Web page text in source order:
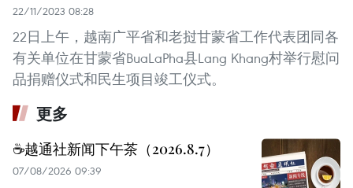
22/11/2023 08:28
22日上午，越南广平省和老挝甘蒙省工作代表团同各
有关单位在甘蒙省BuaLaPha县Lang Khang村举行慰问
品捐赠仪式和民生项目竣工仪式。
更多
☕️越通社新闻下午茶（2026.8.7）
07/08/2026 09:39